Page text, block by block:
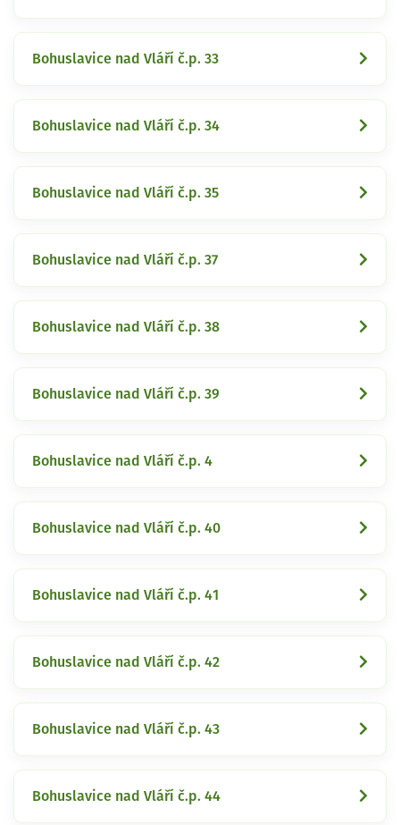
Bohuslavice nad Vláří č.p. 33
Bohuslavice nad Vláří č.p. 34
Bohuslavice nad Vláří č.p. 35
Bohuslavice nad Vláří č.p. 37
Bohuslavice nad Vláří č.p. 38
Bohuslavice nad Vláří č.p. 39
Bohuslavice nad Vláří č.p. 4
Bohuslavice nad Vláří č.p. 40
Bohuslavice nad Vláří č.p. 41
Bohuslavice nad Vláří č.p. 42
Bohuslavice nad Vláří č.p. 43
Bohuslavice nad Vláří č.p. 44